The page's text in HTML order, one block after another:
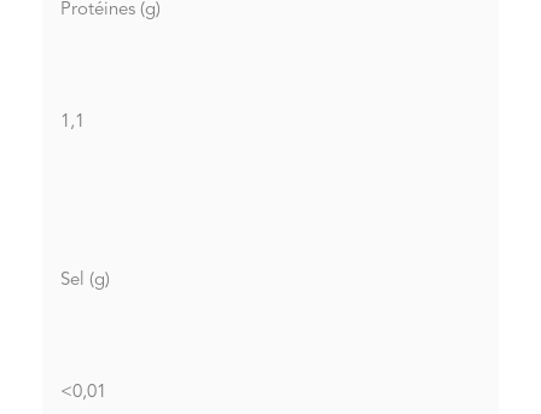
Protéines (g)
1,1
Sel (g)
<0,01